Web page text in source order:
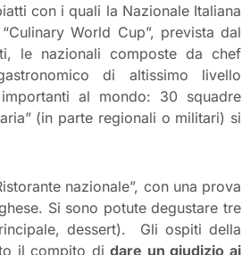
con i quali la Nazionale Italiana
World Cup”, prevista dal
le nazionali composte da chef
di altissimo livello
al mondo: 30 squadre
(in parte regionali o militari) si
nazionale”, con una prova
Si sono potute degustare tre
dessert). Gli ospiti della
il compito didare un giudizio ai